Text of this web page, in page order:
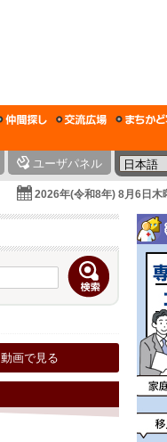
ユーザパネル
2026年(令和8年) 8月6日木
動画で見る